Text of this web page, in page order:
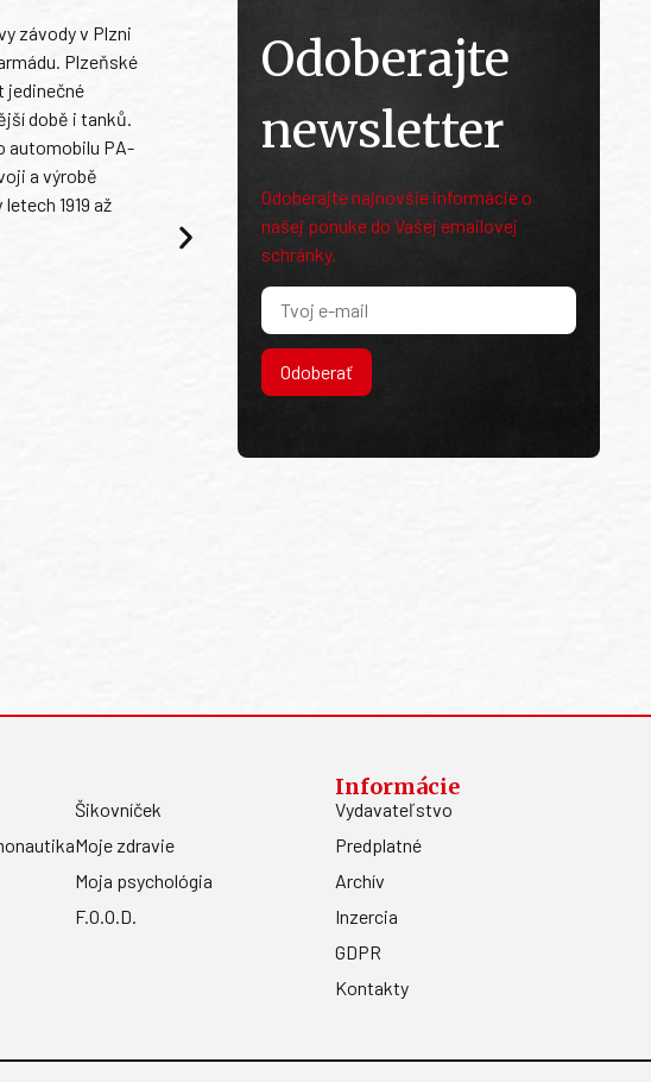
závody v Plzni
Plzeňské
jedinečné
době i tanků.
automobilu PA-
a výrobě
1919 až
Odoberajte
newsletter
Odoberajte najnovšie informácie o
našej ponuke do Vašej emailovej
schránky.
Odoberať
Šikovníček
Moje zdravie
Moja psychológia
F.O.O.D.
Informácie
Vydavateľstvo
Predplatné
Archív
Inzercia
GDPR
Kontakty